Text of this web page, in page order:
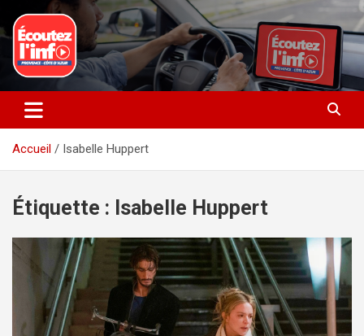
au
contenu
Ecoutez l’info
La radio du quotidien
Accueil Isabelle Huppert
Étiquette : Isabelle Huppert